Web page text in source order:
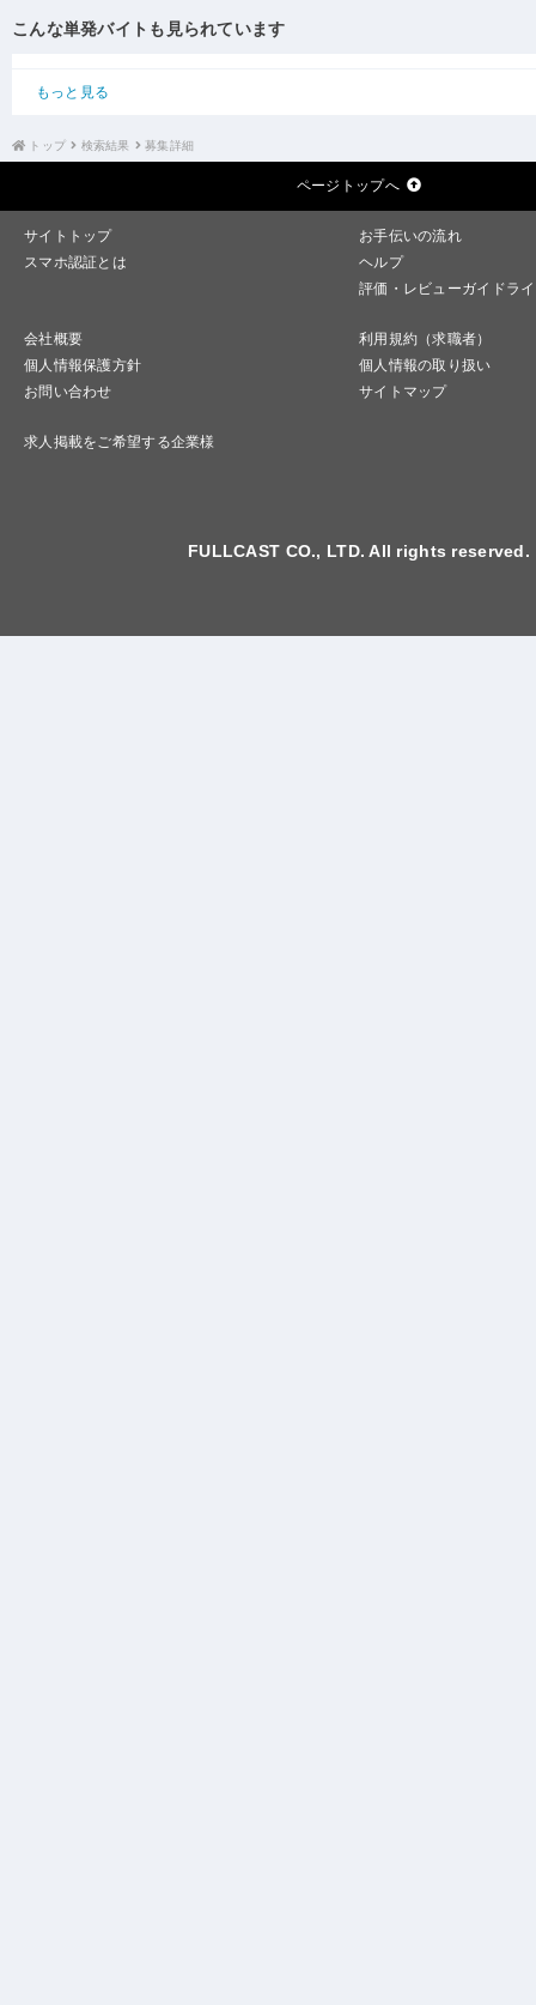
こんな単発バイトも見られています
もっと見る
トップ 検索結果 募集詳細
ページトップへ
サイトトップ
お手伝いの流れ
スマホ認証とは
ヘルプ
評価・レビューガイドラ
会社概要
利用規約（求職者）
個人情報保護方針
個人情報の取り扱い
お問い合わせ
サイトマップ
求人掲載をご希望する企業様
FULLCAST CO., LTD. All rights reserved.